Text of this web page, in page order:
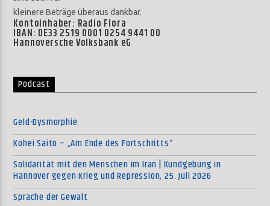
kleinere Beträge überaus dankbar.
Kontoinhaber: Radio Flora
IBAN: DE33 2519 0001 0254 9441 00
Hannoversche Volksbank eG
Podcast
Geld-Dysmorphie
Kohei Saito – „Am Ende des Fortschritts“
Solidarität mit den Menschen im Iran | Kundgebung in
Hannover gegen Krieg und Repression, 25. Juli 2026
Sprache der Gewalt